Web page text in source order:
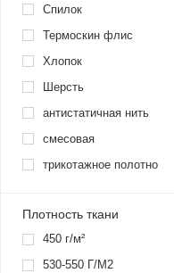
Спилок
Термоскин флис
Хлопок
Шерсть
антистатичная нить
смесовая
трикотажное полотно
Плотность ткани
450 г/м²
530-550 Г/М2